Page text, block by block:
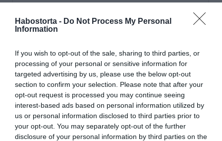
Habostorta - Do Not Process My Personal
Information
If you wish to opt-out of the sale, sharing to third parties, or
processing of your personal or sensitive information for
targeted advertising by us, please use the below opt-out
section to confirm your selection. Please note that after your
opt-out request is processed you may continue seeing
interest-based ads based on personal information utilized by
us or personal information disclosed to third parties prior to
your opt-out. You may separately opt-out of the further
disclosure of your personal information by third parties on the